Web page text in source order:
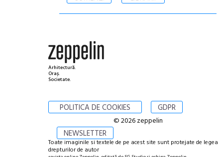
Arhitectură.
Oraș.
Societate.
POLITICA DE COOKIES GDPR
NEWSLETTER
© 2026 zeppelin
Toate imaginile si textele de pe acest site sunt protejate de legea
drepturilor de autor